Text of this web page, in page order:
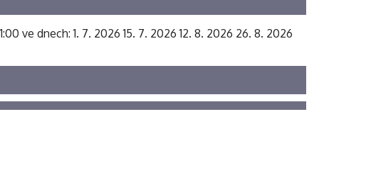
ve dnech: 1. 7. 2026 15. 7. 2026 12. 8. 2026 26. 8. 2026